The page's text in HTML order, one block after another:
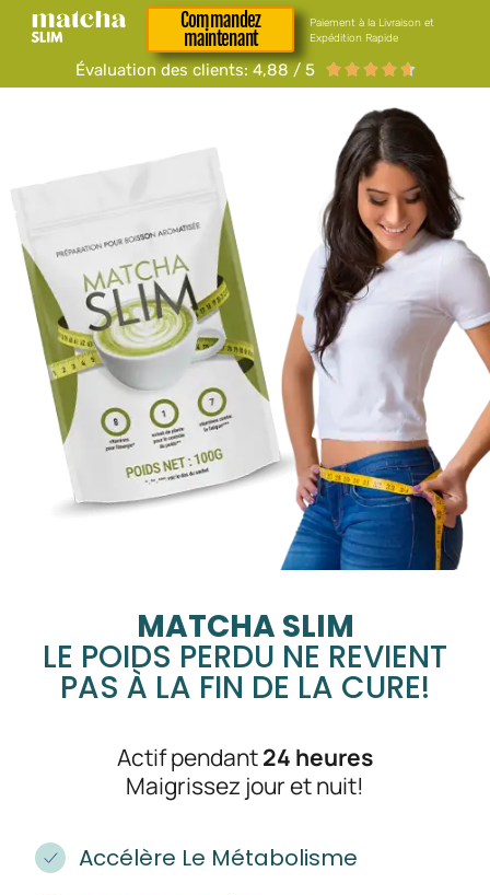
Commandez
maintenant
Paiement à la Livraison et
Expédition Rapide
Évaluation des clients: 4,88 / 5     
MATCHA SLIM
LE POIDS PERDU NE REVIENT
PAS À LA FIN DE LA CURE!
Actif pendant24 heures
Maigrissez jour et nuit!
Accélère Le Métabolisme